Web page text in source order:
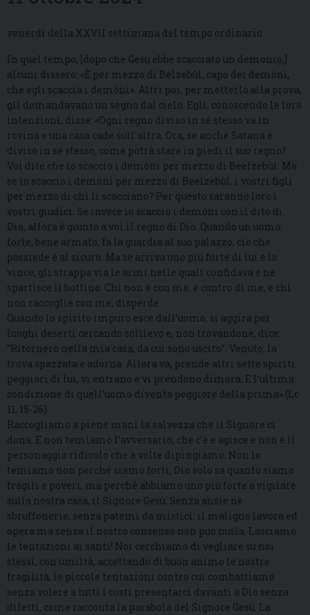
venerdì della XXVII settimana del tempo ordinario
In quel tempo, [dopo che Gesù ebbe scacciato un demonio,]
alcuni dissero: «È per mezzo di Belzebùl, capo dei demòni,
che egli scaccia i demòni». Altri poi, per metterlo alla prova,
gli domandavano un segno dal cielo. Egli, conoscendo le loro
intenzioni, disse: «Ogni regno diviso in sé stesso va in
rovina e una casa cade sull’altra. Ora, se anche Satana è
diviso in sé stesso, come potrà stare in piedi il suo regno?
Voi dite che io scaccio i demòni per mezzo di Beelzebùl. Ma
se io scaccio i demòni per mezzo di Beelzebùl, i vostri figli
per mezzo di chi li scacciano? Per questo saranno loro i
vostri giudici. Se invece io scaccio i demòni con il dito di
Dio, allora è giunto a voi il regno di Dio. Quando un uomo
forte, bene armato, fa la guardia al suo palazzo, ciò che
possiede è al sicuro. Ma se arriva uno più forte di lui e lo
vince, gli strappa via le armi nelle quali confidava e ne
spartisce il bottino. Chi non è con me, è contro di me, e chi
non raccoglie con me, disperde.
Quando lo spirito impuro esce dall’uomo, si aggira per
luoghi deserti cercando sollievo e, non trovandone, dice:
“Ritornerò nella mia casa, da cui sono uscito”. Venuto, la
trova spazzata e adorna. Allora va, prende altri sette spiriti
peggiori di lui, vi entrano e vi prendono dimora. E l’ultima
condizione di quell’uomo diventa peggiore della prima» (Lc
11, 15-26).
Raccogliamo a piene mani la salvezza che il Signore ci
dona. E non temiamo l’avversario, che c’è e agisce e non è il
personaggio ridicolo che a volte dipingiamo. Non lo
temiamo non perché siamo forti, Dio solo sa quanto siamo
fragili e poveri, ma perché abbiamo uno più forte a vigilare
sulla nostra casa, il Signore Gesù. Senza ansie né
sbruffonerie, senza patemi da mistici: il maligno lavora ed
opera ma senza il nostro consenso non può nulla. Lasciamo
le tentazioni ai santi! Noi cerchiamo di vegliare su noi
stessi, con umiltà, accettando di buon animo le nostre
fragilità, le piccole tentazioni contro cui combattiamo
senza volere a tutti i costi presentarci davanti a Dio senza
difetti, come racconta la parabola del Signore Gesù. La